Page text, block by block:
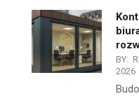
BY:
2026